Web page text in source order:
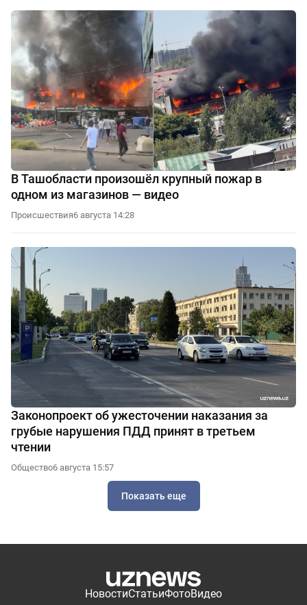
В Ташобласти произошёл крупный пожар в
одном из магазинов — видео
Происшествия6 августа 14:28
Законопроект об ужесточении наказания за
грубые нарушения ПДД принят в третьем
чтении
Общество6 августа 15:57
Показать еще
НовостиСтатьиФотоВидео